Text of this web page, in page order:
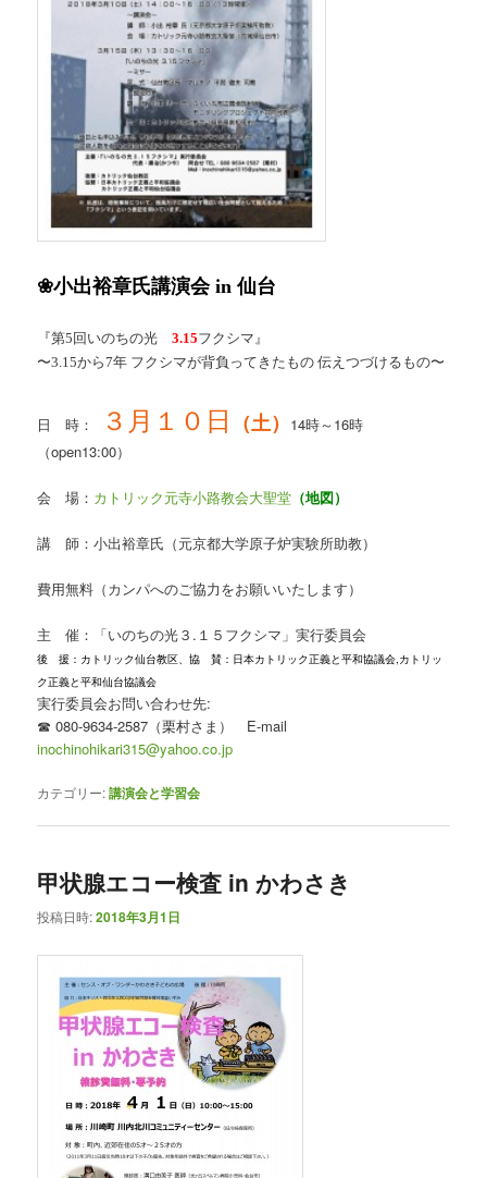
❀小出裕章氏講演会 in 仙台
『第5回いのちの光3.15フクシマ』
〜3.15から7年 フクシマが背負ってきたもの 伝えつづけるもの〜
日 時： ３月１０日 （土）
14時～16時
（open13:00）
会 場： カトリック元寺小路教会大聖堂 （地図）
講 師：小出裕章氏（元京都大学原子炉実験所助教）
費用無料（カンパへのご協力をお願いいたします）
主 催：「いのちの光３.１５フクシマ」実行委員会
後 援：カトリック仙台教区、協 賛：日本カトリック正義と平和協議会,カトリッ
ク正義と平和仙台協議会
実行委員会お問い合わせ先:
☎ 080-9634-2587（栗村さま） E-mail
inochinohikari315@yahoo.co.jp
カテゴリー:講演会と学習会
甲状腺エコー検査 in かわさき
投稿日時:2018年3月1日